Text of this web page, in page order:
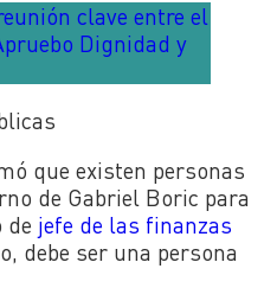
clave entre el
Dignidad y
que existen personas
de Gabriel Boric para
de jefe de las finanzas
debe ser una persona